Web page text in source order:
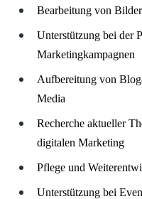
Bearbeitung von
Unterstützung bei der
Marketingkampagnen
Aufbereitung von
Media
Recherche aktueller
digitalen Marketing
Pflege und
Unterstützung bei